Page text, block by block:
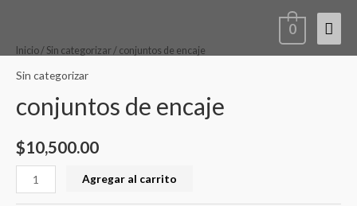
contenido
0
Inicio/ Sin categorizar/ conjuntos de encaje
Sin categorizar
conjuntos de encaje
$10,500.00
encaje
cantidad
Agregar al carrito